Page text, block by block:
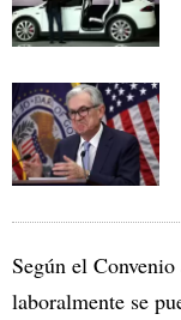
Según el
laboralmente se